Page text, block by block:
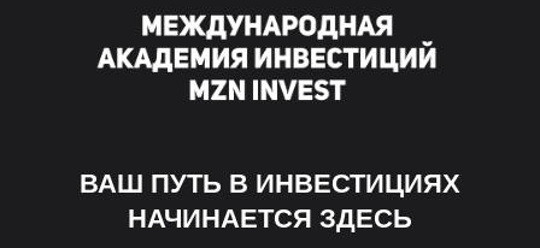
ВАШ ПУТЬ В ИНВЕСТИЦИЯХ
НАЧИНАЕТСЯ ЗДЕСЬ